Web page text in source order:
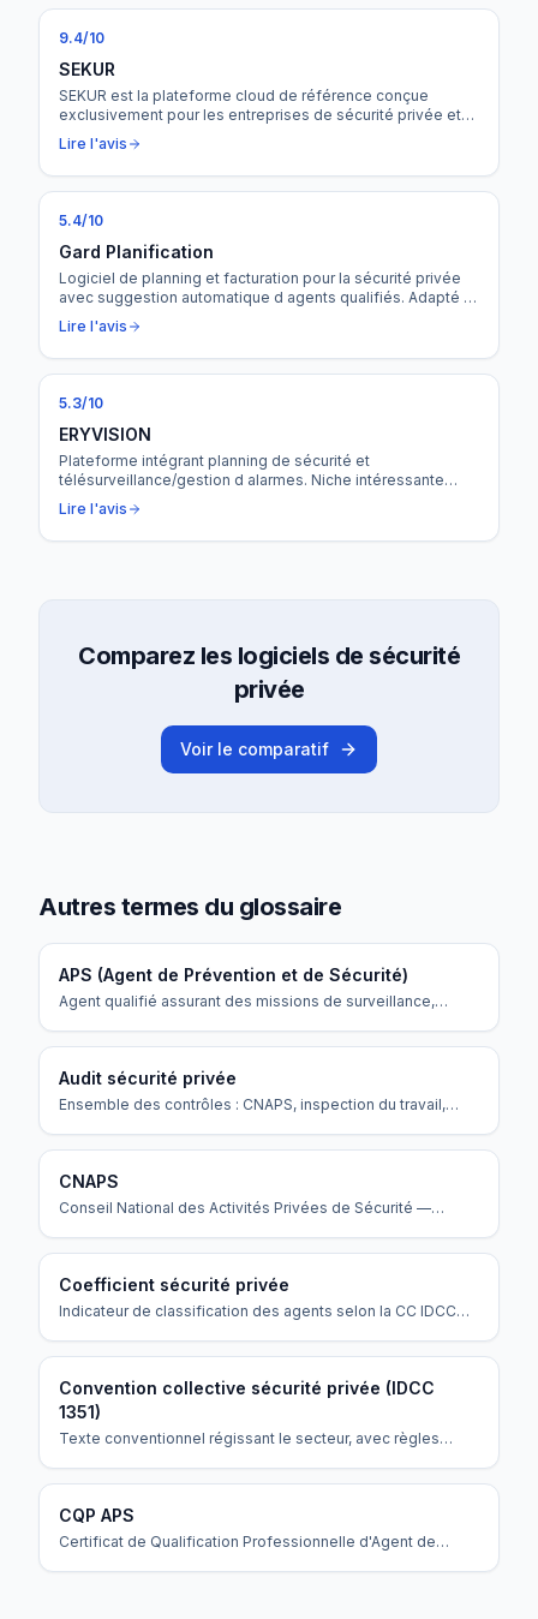
9.4/10
SEKUR
SEKUR est la plateforme cloud de référence conçue
exclusivement pour les entreprises de sécurité privée et
de gardiennage. Du planning au terrain, de la gestion RH à
la facturation, SEKUR centralise l'intégralité de la chaîne de
valeur dans un seul outil — avec un PTI natif, une main
courante électronique et un assistant IA inclus.
Lire l'avis
5.4/10
Gard Planification
Logiciel de planning et facturation pour la sécurité privée
avec suggestion automatique d agents qualifiés. Adapté à l
événementiel.
Lire l'avis
5.3/10
ERYVISION
Plateforme intégrant planning de sécurité et
télésurveillance/gestion d alarmes. Niche intéressante
mais couverture ERP non documentée.
Lire l'avis
Comparez les logiciels de sécurité
privée
Voir le comparatif
Autres termes du glossaire
APS (Agent de Prévention et de Sécurité)
Agent qualifié assurant des missions de surveillance,
Audit sécurité privée
Ensemble des contrôles : CNAPS, inspection du travail,
CNAPS
Conseil National des Activités Privées de Sécurité —
Coefficient sécurité privée
Indicateur de classification des agents selon la CC IDCC
Convention collective sécurité privée (IDCC
1351)
Texte conventionnel régissant le secteur, avec règles
CQP APS
Certificat de Qualification Professionnelle d'Agent de